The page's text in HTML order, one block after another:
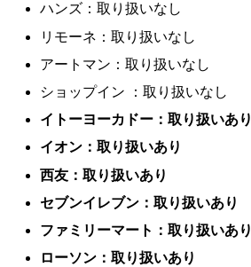
ハンズ：取り扱いなし
リモーネ：取り扱いなし
アートマン：取り扱いなし
ショップイン ：取り扱いなし
イトーヨーカドー：取り扱いあり
イオン：取り扱いあり
西友：取り扱いあり
セブンイレブン：取り扱いあり
ファミリーマート：取り扱いあり
ローソン：取り扱いあり